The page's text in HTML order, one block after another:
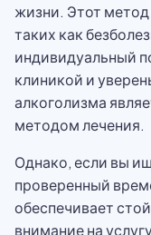
жизни. Этот
таких как
индивидуальный
клиникой и
алкоголизма
методом лечения.
Однако, если вы
проверенный
обеспечивает
внимание на